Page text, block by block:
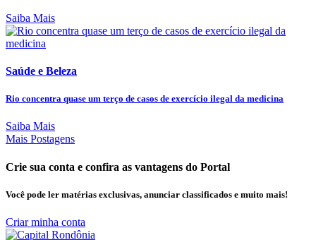
Saiba Mais
Saúde e Beleza
Rio concentra quase um terço de casos de exercício ilegal da medicina
Saiba Mais
Mais Postagens
Crie sua conta e confira as vantagens do Portal
Você pode ler matérias exclusivas, anunciar classificados e muito mais!
Criar minha conta